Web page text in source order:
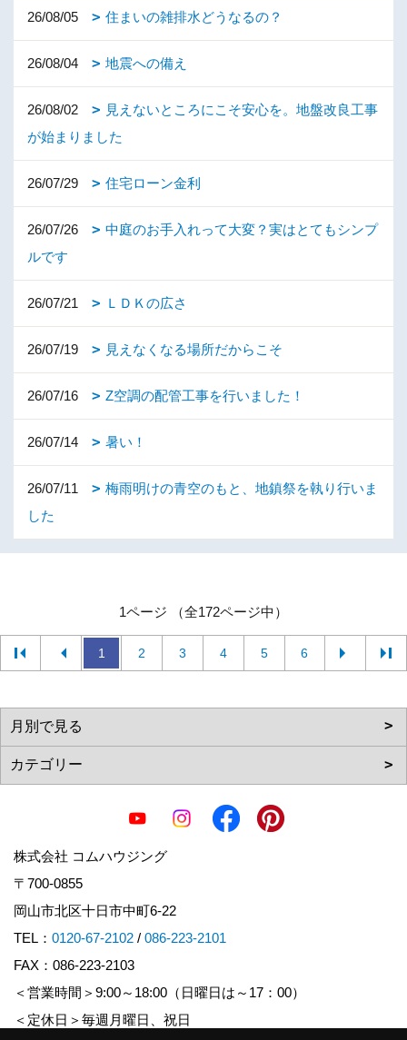
26/08/05 住まいの雑排水どうなるの？
26/08/04 地震への備え
26/08/02
見えないところにこそ安心を。地盤改良工事
が始まりました
26/07/29 住宅ローン金利
26/07/26
中庭のお手入れって大変？実はとてもシンプ
ルです
26/07/21 ＬＤＫの広さ
26/07/19 見えなくなる場所だからこそ
26/07/16 Z空調の配管工事を行いました！
26/07/14 暑い！
26/07/11
梅雨明けの青空のもと、地鎮祭を執り行いま
した
1ページ （全172ページ中）
1 2 3 4 5 6
株式会社 コムハウジング
〒700-0855
岡山市北区十日市中町6-22
TEL： 0120-67-2102 / 086-223-2101
FAX：086-223-2103
＜営業時間＞9:00～18:00（日曜日は～17：00）
＜定休日＞毎週月曜日、祝日